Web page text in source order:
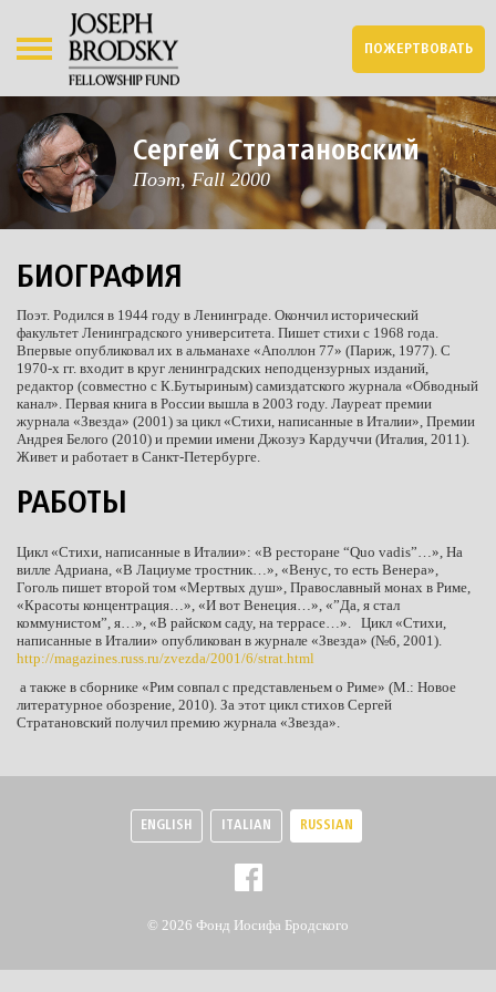
ПОЖЕРТВОВАТЬ
Сергей Стратановский
Поэт, Fall 2000
БИОГРАФИЯ
Поэт. Родился в 1944 году в Ленинграде. Окончил исторический
факультет Ленинградского университета. Пишет стихи с 1968 года.
Впервые опубликовал их в альманахе «Аполлон 77» (Париж, 1977). С
1970-х гг. входит в круг ленинградских неподцензурных изданий,
редактор (совместно с К.Бутыриным) самиздатского журнала «Обводный
канал». Первая книга в России вышла в 2003 году. Лауреат премии
журнала «Звезда» (2001) за цикл «Стихи, написанные в Италии», Премии
Андрея Белого (2010) и премии имени Джозуэ Кардуччи (Италия, 2011).
Живет и работает в Санкт-Петербурге.
РАБОТЫ
Цикл «Стихи, написанные в Италии»: «В ресторане “Quo vadis”…», На
вилле Адриана, «В Лациуме тростник…», «Венус, то есть Венера»,
Гоголь пишет второй том «Мертвых душ», Православный монах в Риме,
«Красоты концентрация…», «И вот Венеция…», «”Да, я стал
коммунистом”, я…», «В райском саду, на террасе…». Цикл «Стихи,
написанные в Италии» опубликован в журнале «Звезда» (№6, 2001).
http://magazines.russ.ru/zvezda/2001/6/strat.html
а также в сборнике «Рим совпал с представленьем о Риме» (М.: Новое
литературное обозрение, 2010). За этот цикл стихов Сергей
Стратановский получил премию журнала «Звезда».
ENGLISH ITALIAN RUSSIAN
© 2026 Фонд Иосифа Бродского